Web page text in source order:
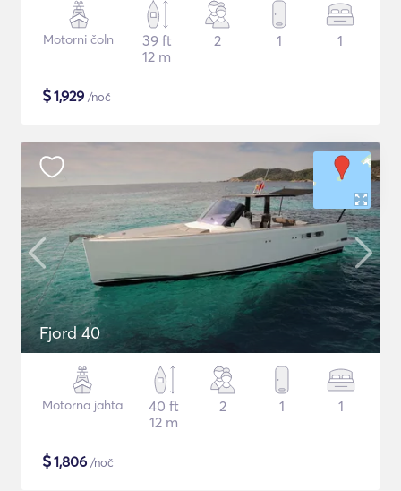
Motorni čoln
39 ft
12 m
2 1 1
$1,929 /noč
Fjord 40
Motorna jahta
40 ft
12 m
2 1 1
$1,806 /noč